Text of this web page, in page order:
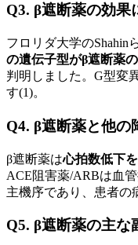
Q3. β遮断薬の効果
フロリダ大学のShahin
の遺伝子型がβ遮断薬
判明しました。G型変
す(1)。
Q4. β遮断薬と他の
β遮断薬は心拍数低下
ACE阻害薬/ARBは血
主機序であり、患者の
Q5. β遮断薬の主な